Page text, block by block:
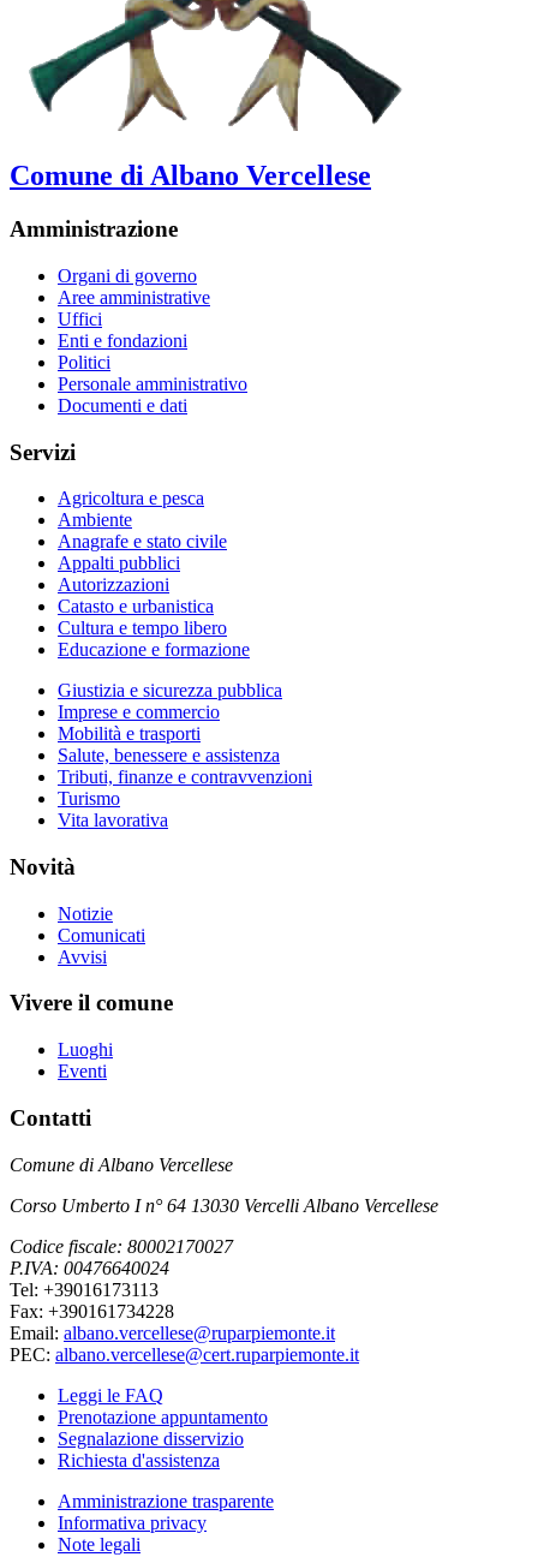
Comune di Albano Vercellese
Amministrazione
Organi di governo
Aree amministrative
Uffici
Enti e fondazioni
Politici
Personale amministrativo
Documenti e dati
Servizi
Agricoltura e pesca
Ambiente
Anagrafe e stato civile
Appalti pubblici
Autorizzazioni
Catasto e urbanistica
Cultura e tempo libero
Educazione e formazione
Giustizia e sicurezza pubblica
Imprese e commercio
Mobilità e trasporti
Salute, benessere e assistenza
Tributi, finanze e contravvenzioni
Turismo
Vita lavorativa
Novità
Notizie
Comunicati
Avvisi
Vivere il comune
Luoghi
Eventi
Contatti
Comune di Albano Vercellese
Corso Umberto I n° 64 13030 Vercelli Albano Vercellese
Codice fiscale: 80002170027
P.IVA: 00476640024
Tel: +39016173113
Fax: +390161734228
Email: albano.vercellese@ruparpiemonte.it
PEC: albano.vercellese@cert.ruparpiemonte.it
Leggi le FAQ
Prenotazione appuntamento
Segnalazione disservizio
Richiesta d'assistenza
Amministrazione trasparente
Informativa privacy
Note legali